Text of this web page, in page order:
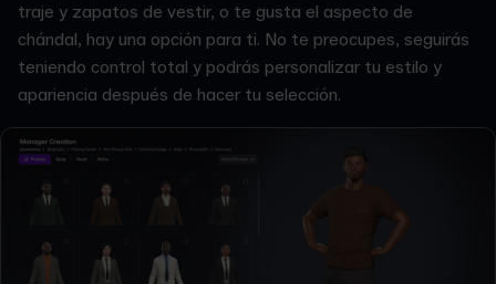
traje y zapatos de vestir, o te gusta el aspecto de
chándal, hay una opción para ti. No te preocupes, seguirás
teniendo control total y podrás personalizar tu estilo y
apariencia después de hacer tu selección.